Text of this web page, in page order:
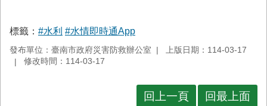
標籤： #水利 #水情即時通App
發布單位：臺南市政府災害防救辦公室
上版日期：114-03-17
修改時間：114-03-17
回上一頁 回最上面